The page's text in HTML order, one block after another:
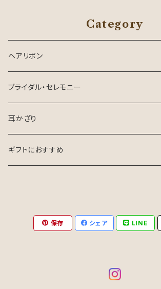
Category
ヘアリボン
ロングテールリボン
ブライダル・セレモニー
花嫁さま向け
お呼ばれ・参列
耳かざり
ギフトにおすすめ
保存 シェア LINE